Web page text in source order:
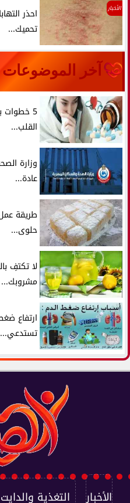
الأخبار
تحميك...
آخر الموضوعات
5
القلب...
وزارة
عادة...
طريقة
حلوى...
لا تكتفِ
مشروبك...
ارتفاع
تستدعي...
الأخبار التغذية والدايت